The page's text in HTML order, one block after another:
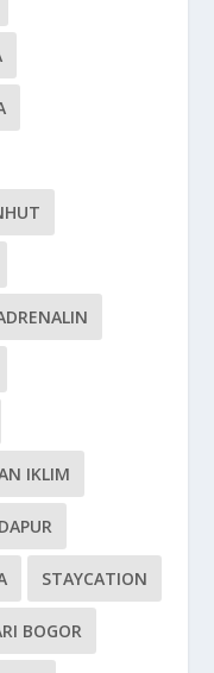
IKLIM
STAYCATION
BOGOR